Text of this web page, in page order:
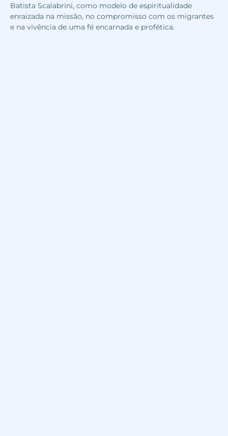
Batista Scalabrini, como modelo de espiritualidade
enraizada na missão, no compromisso com os migrantes
e na vivência de uma fé encarnada e profética.